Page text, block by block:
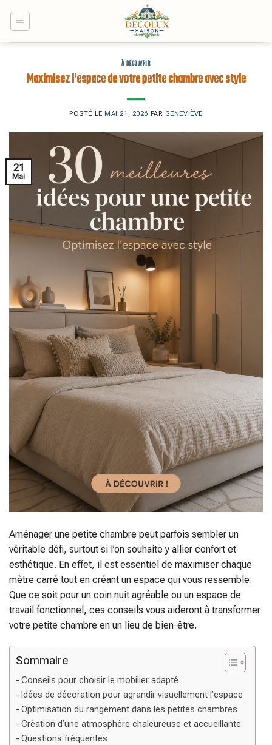
À DÉCOUVRIR
Maximisez l’espace de votre petite chambre avec style
POSTÉ LEMAI 21, 2026 PAR GENEVIÈVE
21
Mai
Aménager une petite chambre peut parfois sembler un
véritable défi, surtout si l’on souhaite y allier confort et
esthétique. En effet, il est essentiel de maximiser chaque
mètre carré tout en créant un espace qui vous ressemble.
Que ce soit pour un coin nuit agréable ou un espace de
travail fonctionnel, ces conseils vous aideront à transformer
votre petite chambre en un lieu de bien-être.
Sommaire
Conseils pour choisir le mobilier adapté
Idées de décoration pour agrandir visuellement l’espace
Optimisation du rangement dans les petites chambres
Création d’une atmosphère chaleureuse et accueillante
Questions fréquentes